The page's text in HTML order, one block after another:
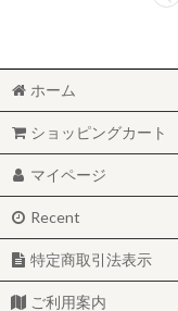
ホーム
ショッピングカート
マイページ
Recent
特定商取引法表示
ご利用案内